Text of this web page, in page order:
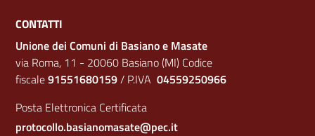
CONTATTI
Unione dei Comuni di Basiano e Masate
via Roma, 11 - 20060 Basiano (MI) Codice
fiscale91551680159/ P.IVA 04559250966
Posta Elettronica Certificata
protocollo.basianomasate@pec.it